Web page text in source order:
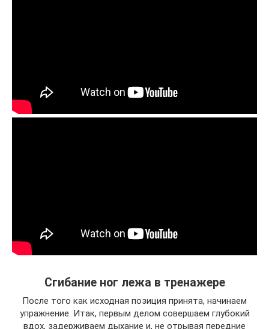
Сгибание ног лежа в тренажере
После того как исходная позиция принята, начинаем
упражнение. Итак, первым делом совершаем глубокий
вдох, задерживаем дыхание и, не отрывая передние